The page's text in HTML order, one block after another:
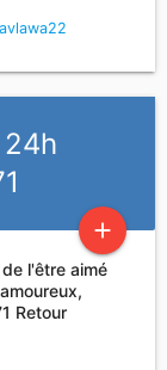
avlawa22
24h
add
l'être aimé
Retour